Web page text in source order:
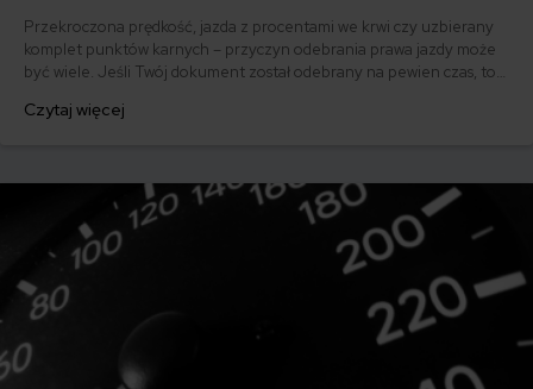
Przekroczona prędkość, jazda z procentami we krwi czy uzbierany
komplet punktów karnych – przyczyn odebrania prawa jazdy może
być wiele. Jeśli Twój dokument został odebrany na pewien czas, to
zabrane prawo jazdy? Jak się odwołać? Podpowiadamy!
Czytaj więcej